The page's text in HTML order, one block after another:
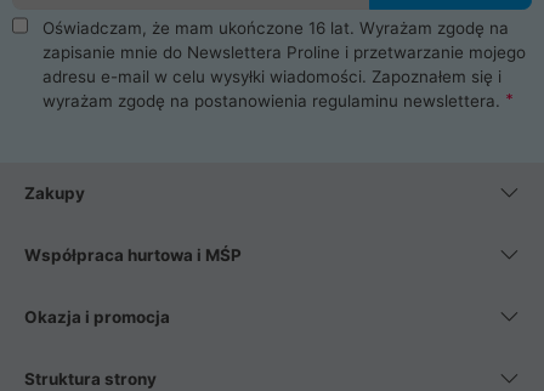
takie jak procesory, karty graficzne, płyty główne, pamięci,
dyski SSD, M.2 oraz HDD. Nasi pracownicy pomogą Ci wybrać
najlepszy zasilacz komputerowy oraz obudowę do komputera.
Poza komputerami mamy również najlepsze na rynku
Smartfony takich producentów jak Xiaomi, Apple, Samsung i
wentylatory. Na koniec mając już to wszystko, możesz
Oświadczam, że mam ukończone 16 lat. Wyrażam zgodę na
zapisanie mnie do Newslettera Proline i przetwarzanie mojego
adresu e-mail w celu wysyłki wiadomości. Zapoznałem się i
wyrażam zgodę na postanowienia regulaminu newslettera.
Zakupy
Współpraca hurtowa i MŚP
Okazja i promocja
Struktura strony